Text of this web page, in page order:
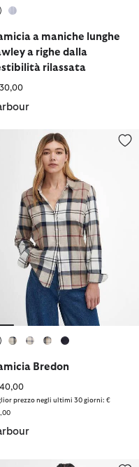
a maniche lunghe
a righe dalla
rilassata
dalla vestibilità
Bredon
Bredon
prezzo negli ultimi 30 giorni: €